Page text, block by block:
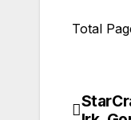
Total